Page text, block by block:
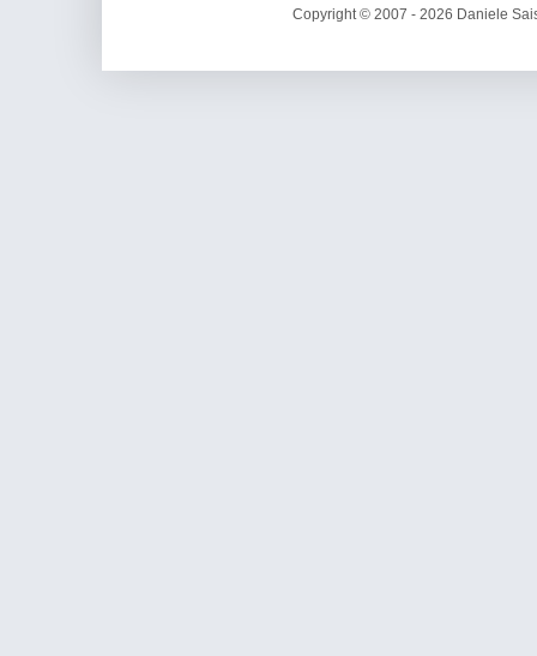
Copyright © 2007 - 2026 Daniele